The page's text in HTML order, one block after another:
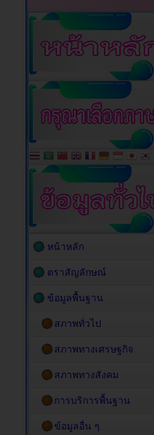
หน้าหลัก
ตราสัญลักษณ์
ข้อมูลพื้นฐาน
สภาพทั่วไป
สภาพทางเศรษฐกิจ
สภาพทางสังคม
การบริการพื้นฐาน
ข้อมูลอื่น ๆ